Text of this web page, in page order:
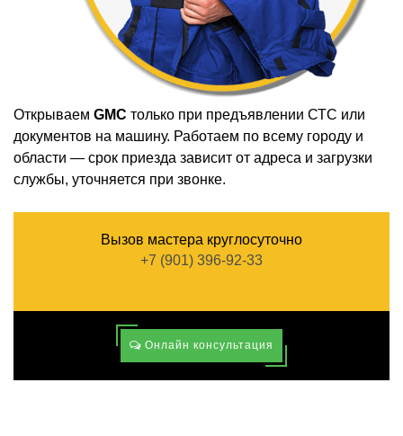
Открываем GMC только при предъявлении СТС или
документов на машину. Работаем по всему городу и
области — срок приезда зависит от адреса и загрузки
службы, уточняется при звонке.
Вызов мастера круглосуточно
+7 (901) 396-92-33
Онлайн консультация